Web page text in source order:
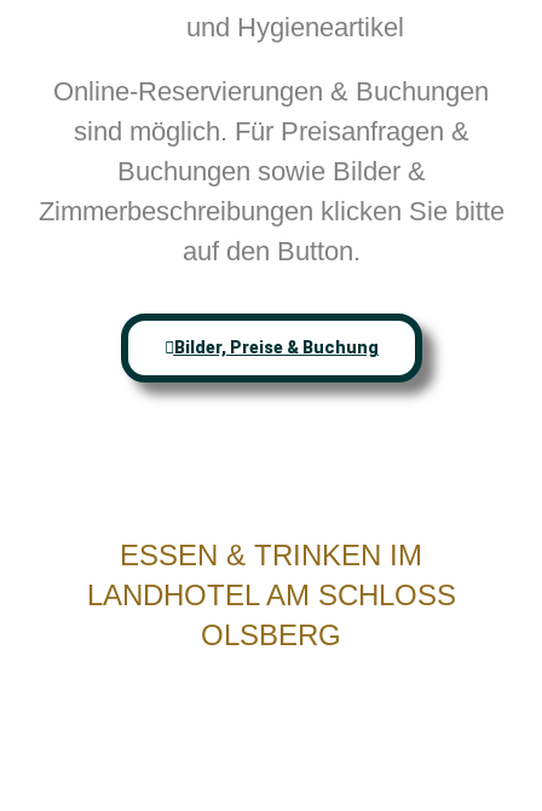
und Hygieneartikel
Online-Reservierungen & Buchungen
sind möglich. Für Preisanfragen &
Buchungen sowie Bilder &
Zimmerbeschreibungen klicken Sie bitte
auf den Button.
Bilder, Preise & Buchung
ESSEN & TRINKEN IM
LANDHOTEL AM SCHLOSS
OLSBERG